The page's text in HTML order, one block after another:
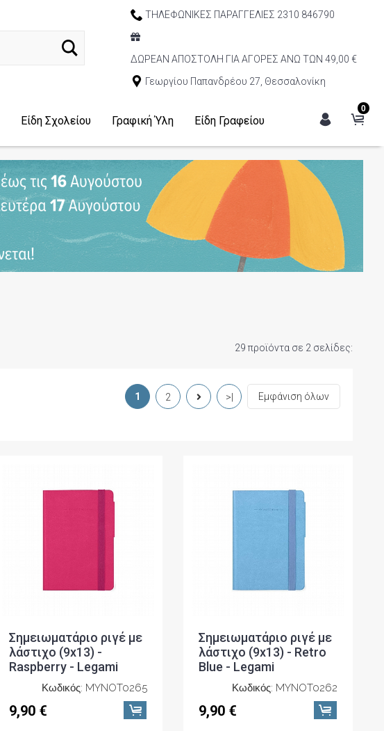
ΤΗΛΕΦΩΝΙΚΕΣ ΠΑΡΑΓΓΕΛΙΕΣ 2310 846790
ΔΩΡΕΑΝ ΑΠΟΣΤΟΛΗ ΓΙΑ ΑΓΟΡΕΣ ΑΝΩ ΤΩΝ 49,00 €
Γεωργίου Παπανδρέου 27, Θεσσαλονίκη
0
Είδη Σχολείου Γραφική Ύλη Είδη Γραφείου
29 προϊόντα σε 2 σελίδες:
1 2 >| Εμφάνιση όλων
Σημειωματάριο ριγέ με
λάστιχο (9x13) -
Raspberry - Legami
Κωδικός: MYNOT0265
9,90 €
Σημειωματάριο ριγέ με
λάστιχο (9x13) - Retro
Blue - Legami
Κωδικός: MYNOT0262
9,90 €